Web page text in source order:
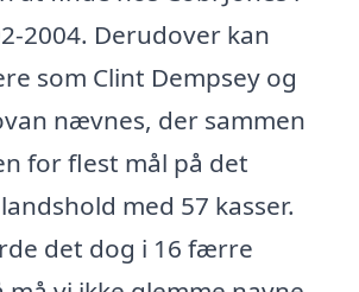
2004. Derudover kan
som Clint Dempsey og
nævnes, der sammen
for flest mål på det
med 57 kasser.
det dog i 16 færre